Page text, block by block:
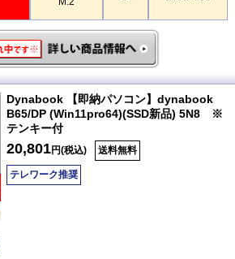
Dynabook 【即納パソコン】dynabook
B65/DP (Win11pro64)(SSD新品) 5N8 ※
テンキー付
20,801円(税込) 送料無料
テレワーク推奨